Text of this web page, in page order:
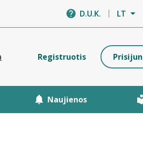
D.U.K. LT
Registruotis
Naujienos